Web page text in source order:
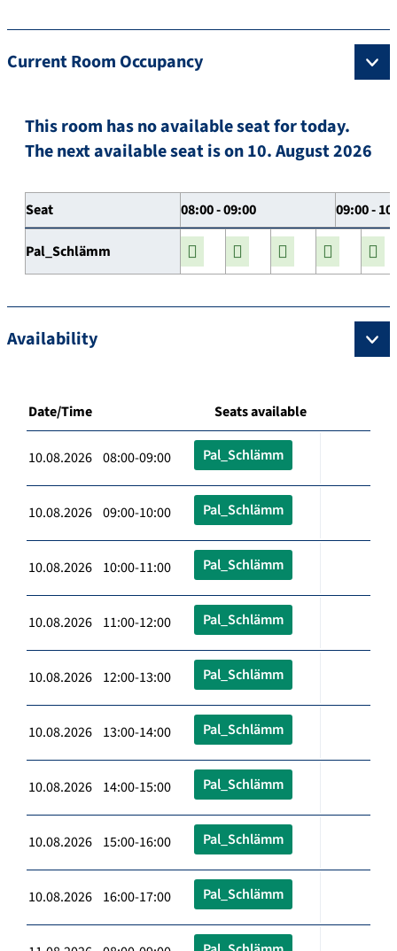
Current Room Occupancy
This room has no available seat for today.
The next available seat is on 10. August 2026
Seat 08:00 - 09:00 09:00 -
Pal_Schlämm
Availability
Date/Time Seats available
10.08.2026 08:00-09:00 Pal_Schlämm
10.08.2026 09:00-10:00 Pal_Schlämm
10.08.2026 10:00-11:00 Pal_Schlämm
10.08.2026 11:00-12:00 Pal_Schlämm
10.08.2026 12:00-13:00 Pal_Schlämm
10.08.2026 13:00-14:00 Pal_Schlämm
10.08.2026 14:00-15:00 Pal_Schlämm
10.08.2026 15:00-16:00 Pal_Schlämm
10.08.2026 16:00-17:00 Pal_Schlämm